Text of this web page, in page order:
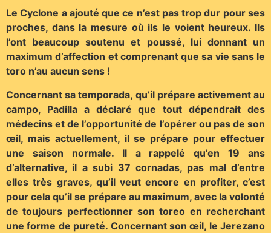
Le Cyclone a ajouté que ce n’est pas trop dur pour ses
proches, dans la mesure où ils le voient heureux. Ils
l’ont beaucoup soutenu et poussé, lui donnant un
maximum d’affection et comprenant que sa vie sans le
toro n’au aucun sens !
Concernant sa temporada, qu’il prépare activement au
campo, Padilla a déclaré que tout dépendrait des
médecins et de l’opportunité de l’opérer ou pas de son
œil, mais actuellement, il se prépare pour effectuer
une saison normale. Il a rappelé qu’en 19 ans
d’alternative, il a subi 37 cornadas, pas mal d’entre
elles très graves, qu’il veut encore en profiter, c’est
pour cela qu’il se prépare au maximum, avec la volonté
de toujours perfectionner son toreo en recherchant
une forme de pureté. Concernant son œil, le Jerezano